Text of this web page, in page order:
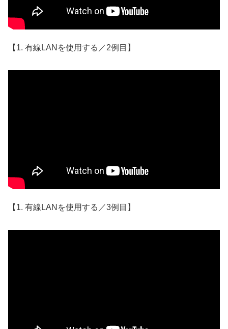
【1. 有線LANを使用する／2例目】
【1. 有線LANを使用する／3例目】